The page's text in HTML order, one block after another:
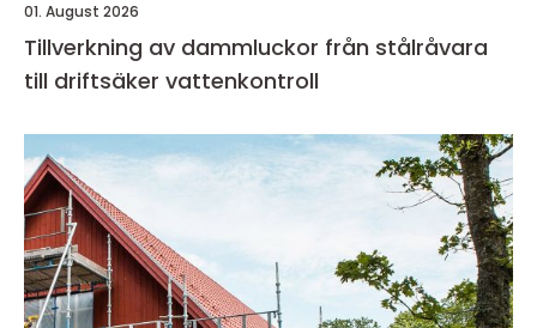
01. August 2026
Tillverkning av dammluckor från stålråvara
till driftsäker vattenkontroll